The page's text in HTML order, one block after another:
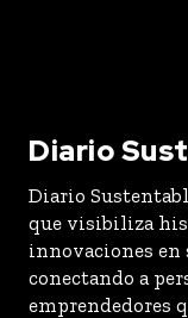
Diario
Diario
que visibiliza
innovaciones
conectando a
emprendedores